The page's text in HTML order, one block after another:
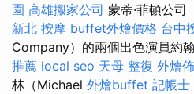
園 高雄搬家公司 蒙蒂·菲頓公
新北 按摩 buffet外燴價格 台中
Company）的兩個出色演員約
推薦 local seo 天母 整復 外燴
林（Michael 外燴buffet 記帳士